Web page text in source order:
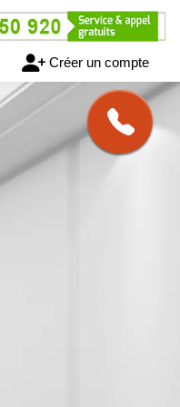
Créer un compte